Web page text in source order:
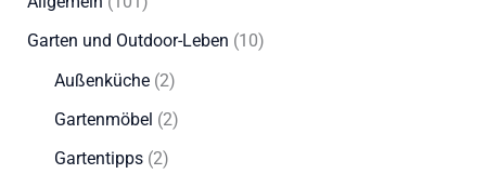
Garten und Outdoor-Leben (10)
Außenküche(2)
Gartenmöbel (2)
Gartentipps(2)